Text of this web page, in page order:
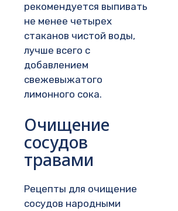
рекомендуется выпивать
не менее четырех
стаканов чистой воды,
лучше всего с
добавлением
свежевыжатого
лимонного сока.
Очищение
сосудов
травами
Рецепты для очищение
сосудов народными